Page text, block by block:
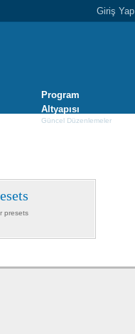
Giriş Yap
Program
Altyapısı
Güncel Düzenlemeler
presets